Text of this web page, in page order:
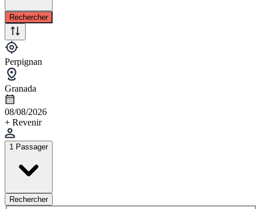
Rechercher
Perpignan
Granada
08/08/2026
+ Revenir
1 Passager
Rechercher